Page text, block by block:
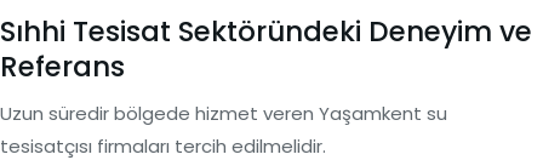
Sıhhi Tesisat Sektöründeki Deneyim ve
Referans
Uzun süredir bölgede hizmet veren Yaşamkent su
tesisatçısı firmaları tercih edilmelidir.